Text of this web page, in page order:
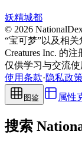
妖精城都
© 2026
“宝可梦”以及相
Creatures Inc. 的
仅供学习与交流使
使用条款·隐私政
图鉴 属性
搜索